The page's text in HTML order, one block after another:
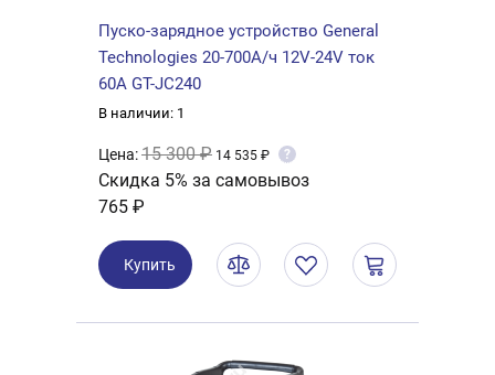
Пуско-зарядное устройство General
Technologies 20-700А/ч 12V-24V ток
60А GT-JC240
В наличии: 1
Цена:15 300 ₽ 14 535 ₽ ?
Скидка 5% за самовывоз
765 ₽
Купить